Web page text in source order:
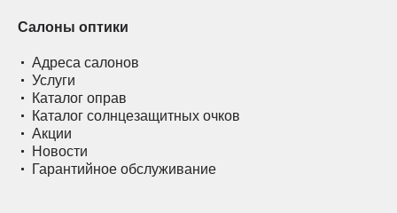
Салоны оптики
Адреса салонов
Услуги
Каталог оправ
Каталог солнцезащитных очков
Акции
Новости
Гарантийное обслуживание